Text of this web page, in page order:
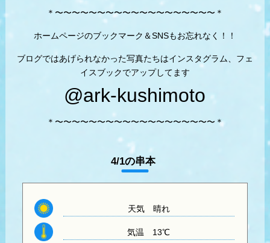
＊〜〜〜〜〜〜〜〜〜〜〜〜〜〜〜〜〜〜〜＊
ホームページのブックマーク＆SNSもお忘れなく！！
ブログではあげられなかった写真たちはインスタグラム、フェ
イスブックでアップしてます
@ark-kushimoto
＊〜〜〜〜〜〜〜〜〜〜〜〜〜〜〜〜〜〜〜＊
4/1の串本
天気晴れ
気温 13℃